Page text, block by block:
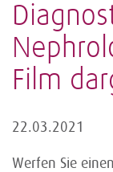
Film
22.03.2021
Werfen Sie